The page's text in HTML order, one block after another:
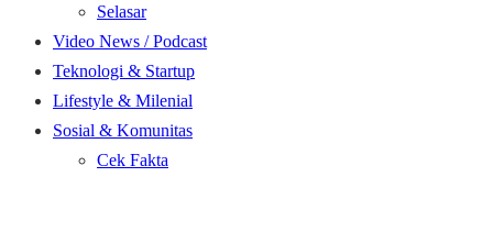
Selasar
Video News / Podcast
Teknologi & Startup
Lifestyle & Milenial
Sosial & Komunitas
Cek Fakta